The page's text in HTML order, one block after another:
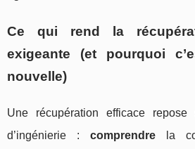
Ce qui rend la
exigeante (et pourquoi
nouvelle)
Une récupération efficace
d’ingénierie :comprendre la